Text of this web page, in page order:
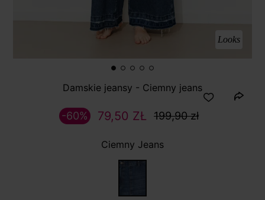
Looks
Damskie jeansy - Ciemny jeans
79,50 ZŁ 199,90 zł
-60%
Ciemny Jeans